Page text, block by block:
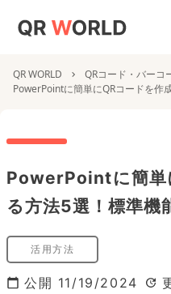
QR WORLD
QRコード・バーコ
PowerPointに簡単にQRコードを作
PowerPointに簡単
る方法5選！標準機
活用方法
公開 11/19/2024